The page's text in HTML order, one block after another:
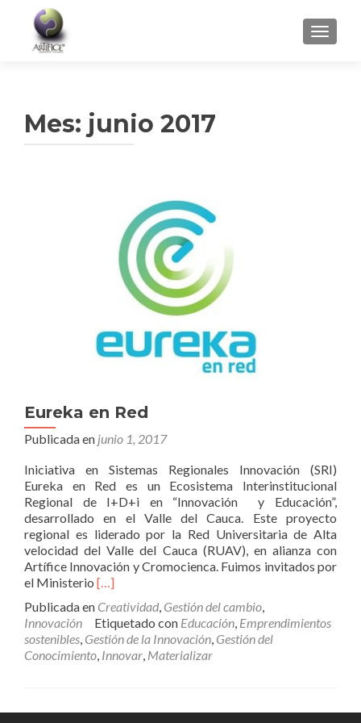
Mes: junio 2017
Eureka en Red
Publicada en junio 1, 2017
Iniciativa en Sistemas Regionales Innovación (SRI)
Eureka en Red es un Ecosistema Interinstitucional
Regional de I+D+i en “Innovación y Educación”,
desarrollado en el Valle del Cauca. Este proyecto
regional es liderado por la Red Universitaria de Alta
velocidad del Valle del Cauca (RUAV), en alianza con
Artífice Innovación y Cromocienca. Fuimos invitados por
el Ministerio Leer
en
Red
[…]
Publicada en Creatividad, Gestión del cambio,
Innovación
Etiquetado con Educación, Emprendimientos
sostenibles, Gestión de la Innovación, Gestión del
Conocimiento, Innovar, Materializar